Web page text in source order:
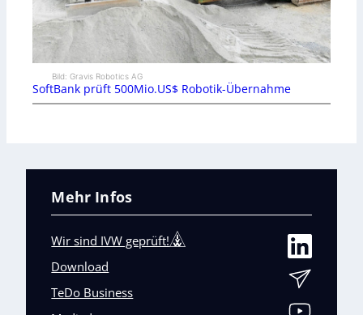
Bild: Gravis Robotics AG
SoftBank prüft 500Mio.US$ Robotik-Übernahme
Mehr Infos
Wir sind IVW geprüft!
Download
TeDo Business